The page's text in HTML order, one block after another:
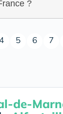
?
5 6 7
de-